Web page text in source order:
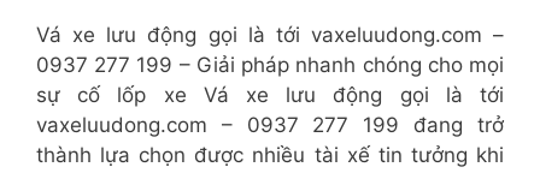
Vá xe lưu động gọi là tới vaxeluudong.com –
0937 277 199 – Giải pháp nhanh chóng cho mọi
sự cố lốp xe Vá xe lưu động gọi là tới
vaxeluudong.com – 0937 277 199 đang trở
thành lựa chọn được nhiều tài xế tin tưởng khi